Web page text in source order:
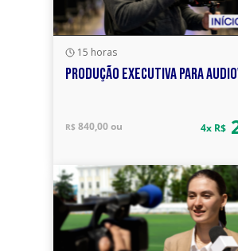
15 horas
PRODUÇÃO EXECUTIVA PARA
R$ 840,00 ou 4x R$